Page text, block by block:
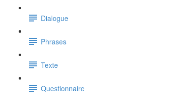
Dialogue
Phrases
Texte
Questionnaire